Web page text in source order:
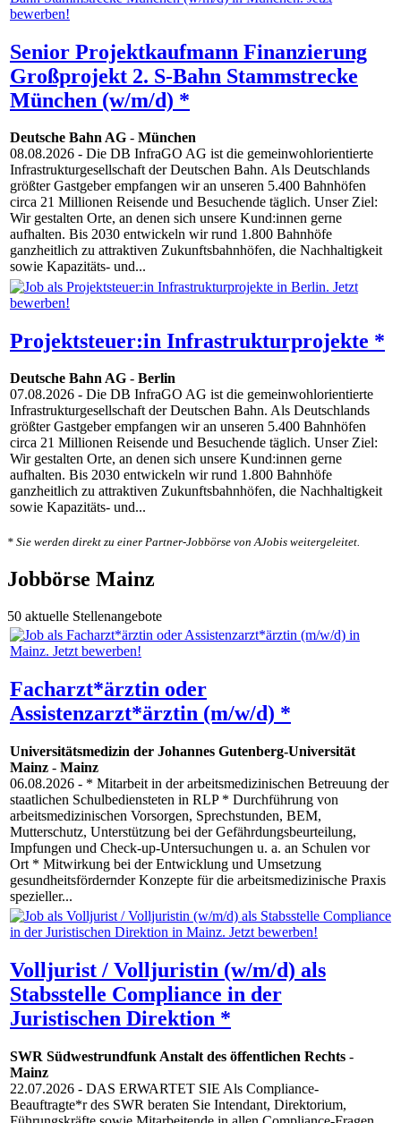
Senior Projektkaufmann Finanzierung
Großprojekt 2. S-Bahn Stammstrecke
München (w/m/d) *
Deutsche Bahn AG - München
08.08.2026 - Die DB InfraGO AG ist die gemeinwohlorientierte
Infrastrukturgesellschaft der Deutschen Bahn. Als Deutschlands
größter Gastgeber empfangen wir an unseren 5.400 Bahnhöfen
circa 21 Millionen Reisende und Besuchende täglich. Unser Ziel:
Wir gestalten Orte, an denen sich unsere Kund:innen gerne
aufhalten. Bis 2030 entwickeln wir rund 1.800 Bahnhöfe
ganzheitlich zu attraktiven Zukunftsbahnhöfen, die Nachhaltigkeit
sowie Kapazitäts- und...
Projektsteuer:in Infrastrukturprojekte *
Deutsche Bahn AG - Berlin
07.08.2026 - Die DB InfraGO AG ist die gemeinwohlorientierte
Infrastrukturgesellschaft der Deutschen Bahn. Als Deutschlands
größter Gastgeber empfangen wir an unseren 5.400 Bahnhöfen
circa 21 Millionen Reisende und Besuchende täglich. Unser Ziel:
Wir gestalten Orte, an denen sich unsere Kund:innen gerne
aufhalten. Bis 2030 entwickeln wir rund 1.800 Bahnhöfe
ganzheitlich zu attraktiven Zukunftsbahnhöfen, die Nachhaltigkeit
sowie Kapazitäts- und...
* Sie werden direkt zu einer Partner-Jobbörse von AJobis weitergeleitet.
Jobbörse Mainz
50 aktuelle Stellenangebote
Facharzt*ärztin oder
Assistenzarzt*ärztin (m/w/d) *
Universitätsmedizin der Johannes Gutenberg-Universität
Mainz - Mainz
06.08.2026 - * Mitarbeit in der arbeitsmedizinischen Betreuung der
staatlichen Schulbediensteten in RLP * Durchführung von
arbeitsmedizinischen Vorsorgen, Sprechstunden, BEM,
Mutterschutz, Unterstützung bei der Gefährdungsbeurteilung,
Impfungen und Check-up-Untersuchungen u. a. an Schulen vor
Ort * Mitwirkung bei der Entwicklung und Umsetzung
gesundheitsfördernder Konzepte für die arbeitsmedizinische Praxis
spezieller...
Volljurist / Volljuristin (w/m/d) als
Stabsstelle Compliance in der
Juristischen Direktion *
SWR Südwestrundfunk Anstalt des öffentlichen Rechts -
Mainz
22.07.2026 - DAS ERWARTET SIE Als Compliance-
Beauftragte*r des SWR beraten Sie Intendant, Direktorium,